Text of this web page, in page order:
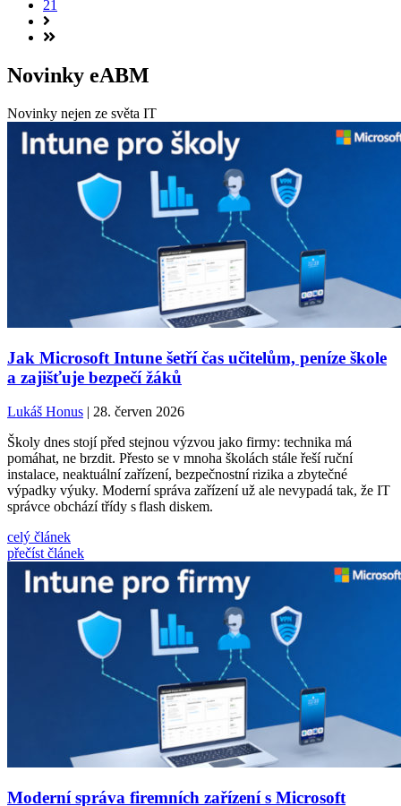
21
Novinky eABM
Novinky nejen ze světa IT
Jak Microsoft Intune šetří čas učitelům, peníze škole
a zajišťuje bezpečí žáků
Lukáš Honus | 28. červen 2026
Školy dnes stojí před stejnou výzvou jako firmy: technika má
pomáhat, ne brzdit. Přesto se v mnoha školách stále řeší ruční
instalace, neaktuální zařízení, bezpečnostní rizika a zbytečné
výpadky výuky. Moderní správa zařízení už ale nevypadá tak, že IT
správce obchází třídy s flash diskem.
celý článek
přečíst článek
Moderní správa firemních zařízení s Microsoft